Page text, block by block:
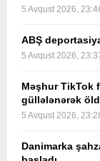
5 Avqust 2026,
ABŞ
5 Avqust 2026,
Məşhur TikTok
güllələnərək
5 Avqust 2026,
Danimarka